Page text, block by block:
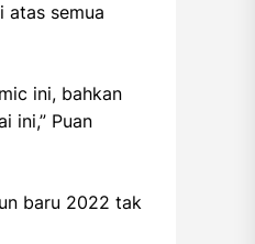
atas semua
ini, bahkan
ini,” Puan
baru 2022 tak